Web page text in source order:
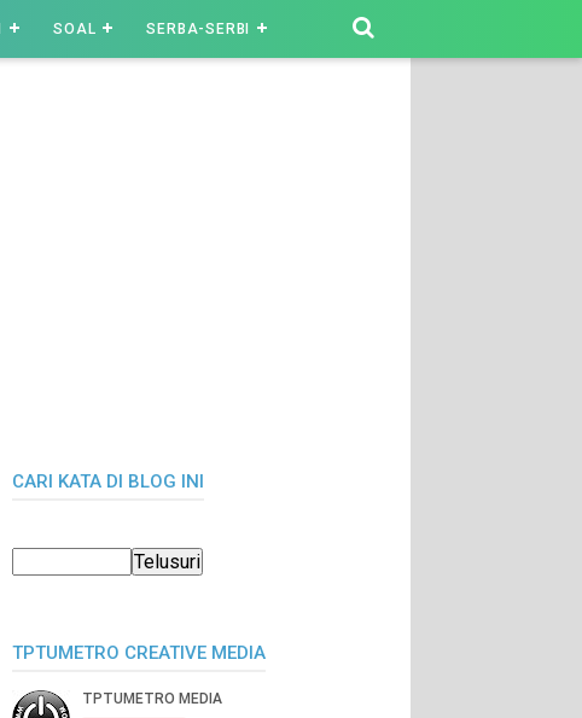
SOAL SERBA-SERBI
CARI KATA DI BLOG INI
TPTUMETRO CREATIVE MEDIA